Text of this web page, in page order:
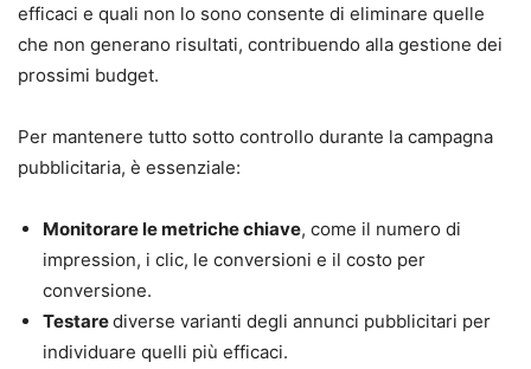
efficaci e quali non lo sono consente di eliminare quelle
che non generano risultati, contribuendo alla gestione dei
prossimi budget.
Per mantenere tutto sotto controllo durante la campagna
pubblicitaria, è essenziale:
Monitorare le metriche chiave, come il numero di
impression, i clic, le conversioni e il costo per
conversione.
Testarediverse varianti degli annunci pubblicitari per
individuare quelli più efficaci.